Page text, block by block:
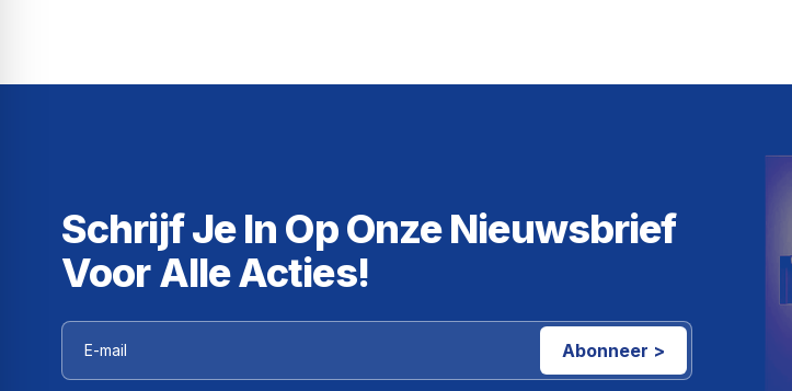
Schrijf Je In Op Onze Nieuwsbrief
Voor Alle Acties!
Abonneer >